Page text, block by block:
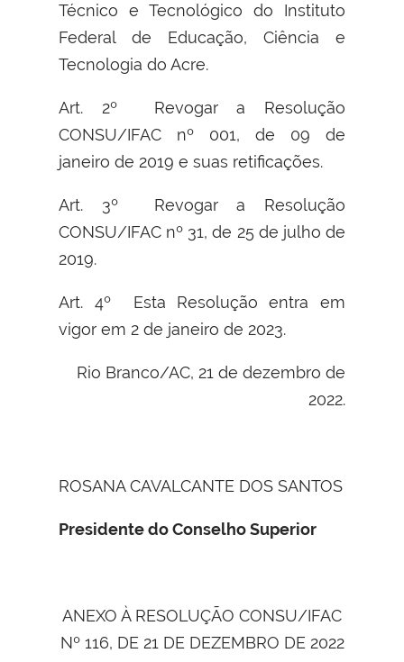
Técnico e Tecnológico do Instituto
Federal de Educação, Ciência e
Tecnologia do Acre.
Art. 2º Revogar a Resolução
CONSU/IFAC nº 001, de 09 de
janeiro de 2019 e suas retificações.
Art. 3º Revogar a Resolução
CONSU/IFAC nº 31, de 25 de julho de
2019.
Art. 4º Esta Resolução entra em
vigor em 2 de janeiro de 2023.
Rio Branco/AC, 21 de dezembro de
2022.
ROSANA CAVALCANTE DOS SANTOS
Presidente do Conselho Superior
ANEXO À RESOLUÇÃO CONSU/IFAC
Nº 116, DE 21 DE DEZEMBRO DE 2022